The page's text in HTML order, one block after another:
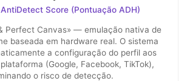
AntiDetect Score (Pontuação ADH)
Perfect Canvas» — emulação nativa de
baseada em hardware real. O sistema
a configuração do perfil aos
(Google, Facebook, TikTok),
o risco de detecção.